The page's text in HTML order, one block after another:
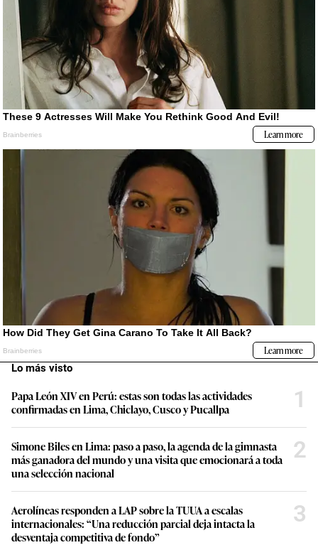
Lo más visto
Papa León XIV en Perú: estas son todas las actividades
confirmadas en Lima, Chiclayo, Cusco y Pucallpa
1
Simone Biles en Lima: paso a paso, la agenda de la gimnasta
más ganadora del mundo y una visita que emocionará a toda
una selección nacional
2
Aerolíneas responden a LAP sobre la TUUA a escalas
internacionales: “Una reducción parcial deja intacta la
desventaja competitiva de fondo”
3